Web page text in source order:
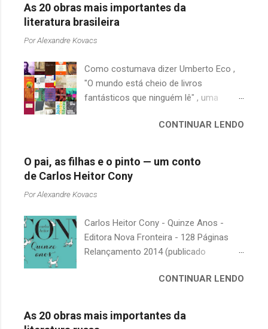
As 20 obras mais importantes da
literatura brasileira
PorAlexandre Kovacs
Como costumava dizer Umberto Eco ,
"O mundo está cheio de livros
fantásticos que ninguém lê" , uma
quando falamos de clássicos da
escritores brasileiros, somos forçados
a uma avaliação burocrática na escola e
acabamos adquirindo uma certa
antipatia a determinado livro ou autor
justamente o contrário. É surpreendente
como uma segunda visita a essas
obras, já em nossa maturidade, pode
escondido, bem ali na nossa estante.
nós? A limitação de apenas 20
CONTINUAR LENDO
O pai, as filhas e o pinto — um conto
de Carlos Heitor Cony
PorAlexandre Kovacs
Carlos Heitor Cony - Quinze Anos -
Editora Nova Fronteira - 128 Páginas
Relançamento 2014 (publicado
com deliciosos contos sobre a infância
bem-humoradas e sensíveis,
descrevem o relacionamento de um pai
CONTINUAR LENDO
As 20 obras mais importantes da